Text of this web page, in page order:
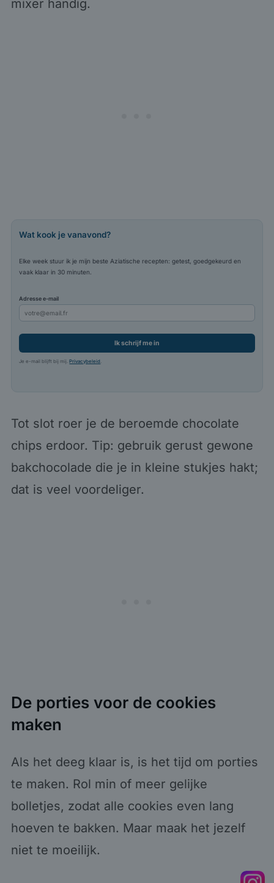
mixer handig.
Wat kook je vanavond?
Elke week stuur ik je mijn beste Aziatische recepten: getest, goedgekeurd en
vaak klaar in 30 minuten.
Adresse e-mail
Ik schrijf me in
Je e-mail blijft bij mij.Privacybeleid.
Tot slot roer je de beroemde chocolate
chips erdoor. Tip: gebruik gerust gewone
bakchocolade die je in kleine stukjes hakt;
dat is veel voordeliger.
De porties voor de cookies
maken
Als het deeg klaar is, is het tijd om porties
te maken. Rol min of meer gelijke
bolletjes, zodat alle cookies even lang
hoeven te bakken. Maar maak het jezelf
niet te moeilijk.